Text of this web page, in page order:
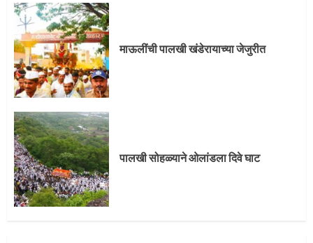
माऊलींची पालखी खंडेरायाच्या जेजुरीत
पालखी सोहळ्याने ओलांडला दिवे घाट